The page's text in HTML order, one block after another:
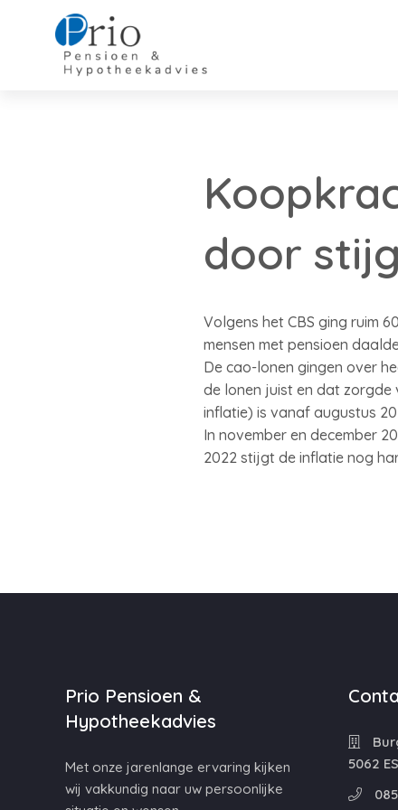
door
Volgens het CBS ging ruim
mensen met pensioen
De cao-lonen gingen over
de lonen juist en dat
inflatie) is vanaf augustus
In november en december
2022 stijgt de inflatie nog
Prio Pensioen &
Hypotheekadvies
Met onze jarenlange ervaring kijken
wij vakkundig naar uw persoonlijke
5062